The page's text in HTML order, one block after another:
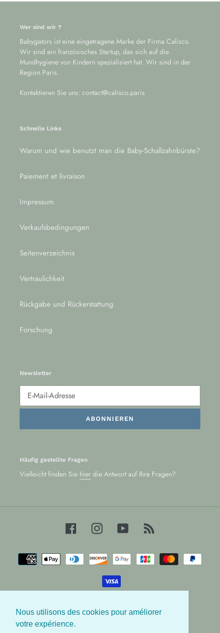
Nous utilisons des cookies pour améliorer
votre expérience.
Wer sind wir ?
Babygators ist eine eingetragene Marke der Firma Calisco.
Wir sind ein französisches Startup, das sich auf die
Mundhygiene von Kindern spezialisiert hat. Wir sind in der
Region Paris.
Kontaktieren Sie uns: contact@calisco.paris
Schnelle Links
Warum und wie benutzt man die Baby-Schallzahnbürste?
Paiement et livraison
Impressum
Verkaufsbedingungen
Seitenverzeichnis
Vertraulichkeit
Rückgabe und Rückerstattung
Forschung
Newsletter
ABONNIEREN
Häufig gestellte Fragen
Vielleicht finden Sie hier die Antwort auf Ihre Fragen?
FacebookInstagramYouTube
Zahlungsarten
© 2026,Les Babygators